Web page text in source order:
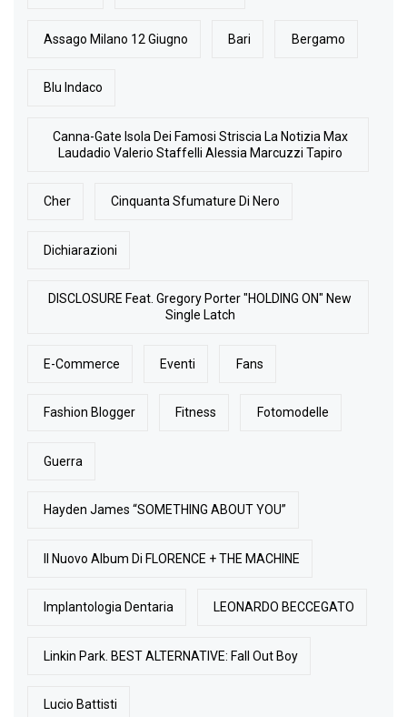
Assago Milano 12 Giugno Bari Bergamo
Blu Indaco
Canna-Gate Isola Dei Famosi Striscia La Notizia Max
Laudadio Valerio Staffelli Alessia Marcuzzi Tapiro
Cher Cinquanta Sfumature Di Nero
Dichiarazioni
DISCLOSURE Feat. Gregory Porter "HOLDING ON" New
Single Latch
E-Commerce Eventi Fans
Fashion Blogger Fitness Fotomodelle
Guerra
Hayden James “SOMETHING ABOUT YOU”
Il Nuovo Album Di FLORENCE + THE MACHINE
Implantologia Dentaria LEONARDO BECCEGATO
Linkin Park. BEST ALTERNATIVE: Fall Out Boy
Lucio Battisti